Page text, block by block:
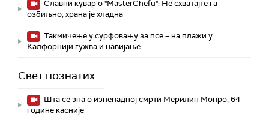
Славни кувар о "MasterChefu": Не схватајте га
озбиљно, храна је хладна
Такмичење у сурфовању за псе – на плажи у
Калфорнији гужва и навијање
Свет познатих
Шта се зна о изненадној смрти Мерилин Монро, 64
године касније